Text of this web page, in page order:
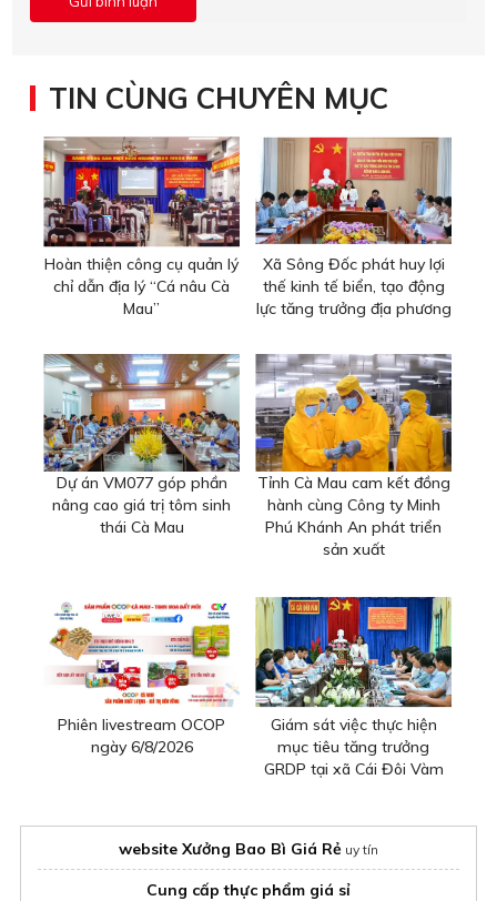
TIN CÙNG CHUYÊN MỤC
Hoàn thiện công cụ quản lý
chỉ dẫn địa lý “Cá nâu Cà
Mau”
Xã Sông Đốc phát huy lợi
thế kinh tế biển, tạo động
lực tăng trưởng địa phương
Dự án VM077 góp phần
nâng cao giá trị tôm sinh
thái Cà Mau
Tỉnh Cà Mau cam kết đồng
hành cùng Công ty Minh
Phú Khánh An phát triển
sản xuất
Phiên livestream OCOP
ngày 6/8/2026
Giám sát việc thực hiện
mục tiêu tăng trưởng
GRDP tại xã Cái Đôi Vàm
website Xưởng Bao Bì Giá Rẻ uy tín
Cung cấp thực phẩm giá sỉ